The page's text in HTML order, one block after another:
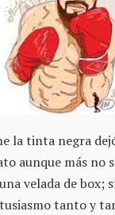
la tinta negra
aunque más no
velada de box;
tanto y